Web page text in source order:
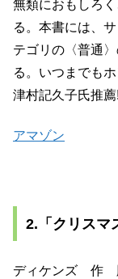
無類におもしろ
る。本書には、
テゴリの〈普通
る。いつまでも
津村記久子氏推薦!
アマゾン
2.「クリスマ
ディケンズ 作